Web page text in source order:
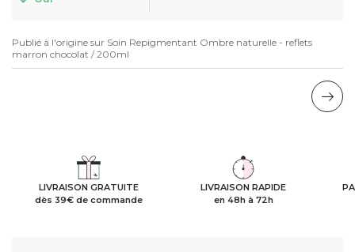
Publié à l'origine sur Soin Repigmentant Ombre naturelle - reflets
marron chocolat / 200ml
LIVRAISON GRATUITE
dès 39€ de commande
LIVRAISON RAPIDE
en 48h à 72h